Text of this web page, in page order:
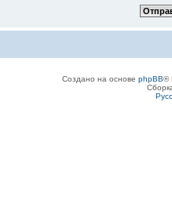
Создано на основе phpBB®